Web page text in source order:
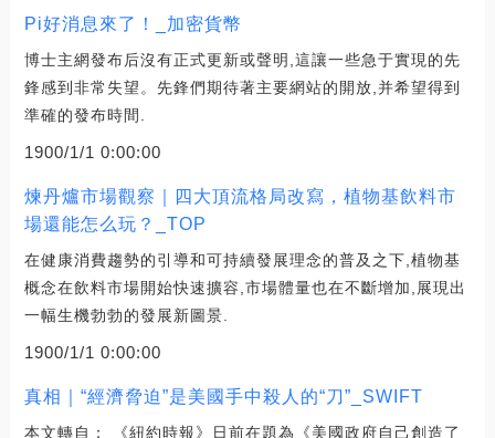
Pi好消息來了！_加密貨幣
博士主網發布后沒有正式更新或聲明,這讓一些急于實現的先
鋒感到非常失望。先鋒們期待著主要網站的開放,并希望得到
準確的發布時間.
1900/1/1 0:00:00
煉丹爐市場觀察｜四大頂流格局改寫，植物基飲料市
場還能怎么玩？_TOP
在健康消費趨勢的引導和可持續發展理念的普及之下,植物基
概念在飲料市場開始快速擴容,市場體量也在不斷增加,展現出
一幅生機勃勃的發展新圖景.
1900/1/1 0:00:00
真相｜“經濟脅迫”是美國手中殺人的“刀”_SWIFT
本文轉自； 《紐約時報》日前在題為《美國政府自己創造了